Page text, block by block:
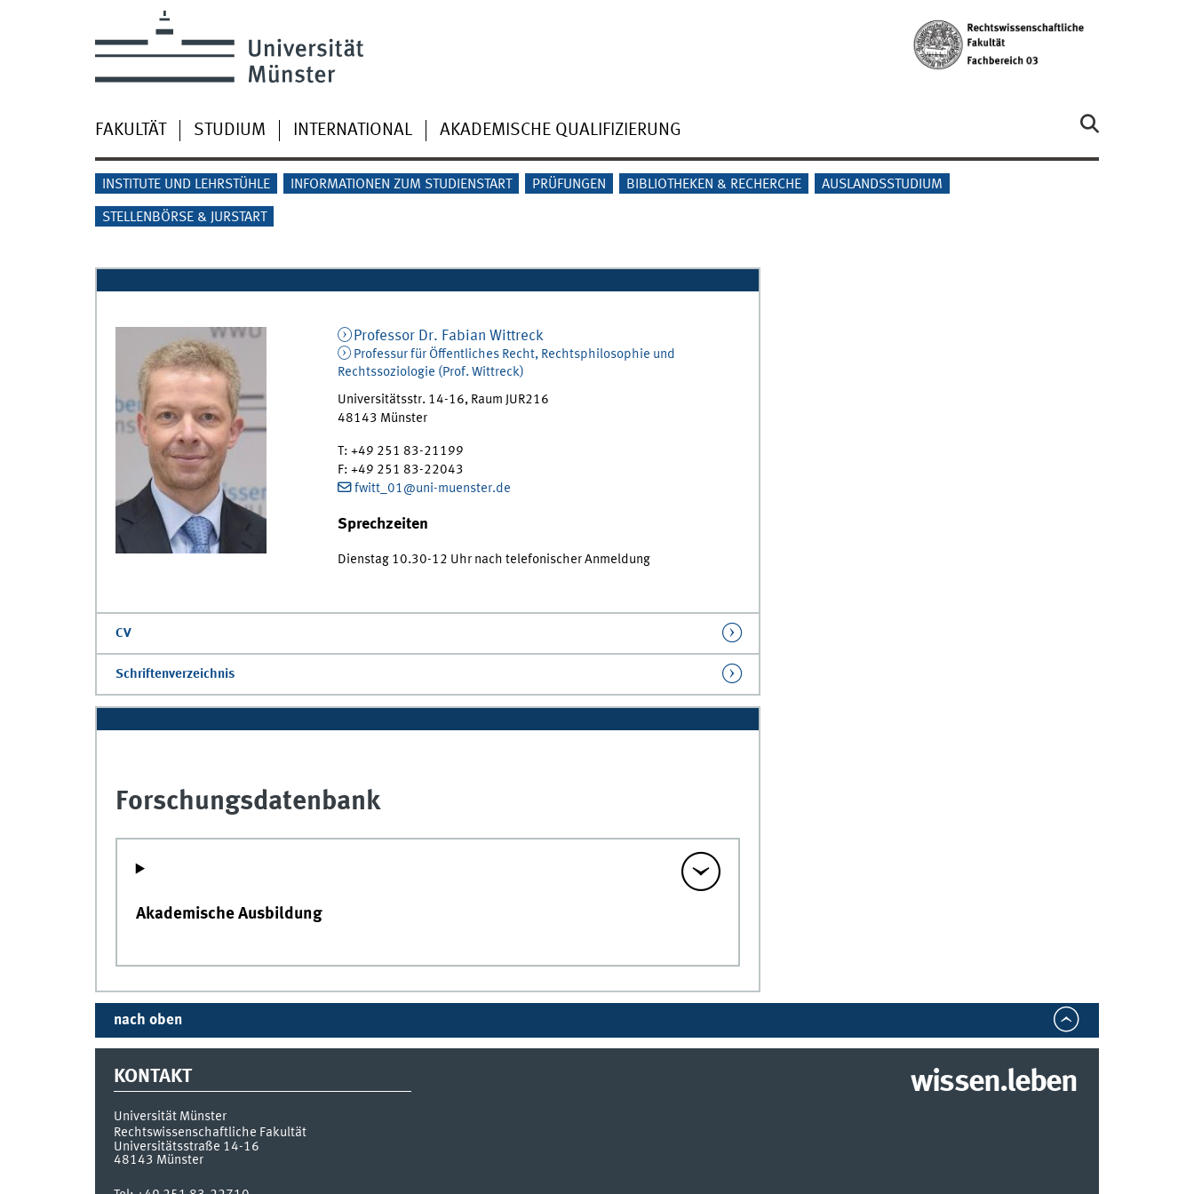
FAKULTÄT STUDIUM INTERNATIONAL AKADEMISCHE QUALIFIZIERUNG
INSTITUTE UND LEHRSTÜHLE INFORMATIONEN ZUM STUDIENSTART PRÜFUNGEN BIBLIOTHEKEN & RECHERCHE AUSLANDSSTUDIUM
STELLENBÖRSE & JURSTART
Professor Dr. Fabian Wittreck
Professur für Öffentliches Recht, Rechtsphilosophie und
Rechtssoziologie (Prof. Wittreck)
Universitätsstr. 14-16, Raum JUR216
48143 Münster
T: +49 251 83-21199
F: +49 251 83-22043
fwitt_01@uni-muenster.de
Sprechzeiten
Dienstag 10.30-12 Uhr nach telefonischer Anmeldung
CV
Schriftenverzeichnis
Forschungsdatenbank
Akademische Ausbildung
nach oben
KONTAKT
Universität Münster
Rechtswissenschaftliche Fakultät
Universitätsstraße 14-16
48143 Münster
wissen.leben